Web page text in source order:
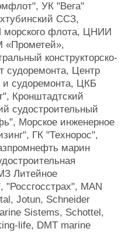
УК "Вега"
ССЗ,
флота, ЦНИИ
«Прометей»,
конструкторско-
судоремонта, Центр
и судоремонта, ЦКБ
Кронштадтский
судостроительный
Морское инженерное
ГК "Технорос",
марин
Литейное
MAN
Jotun, Schneider
Sistems, Schottel,
life, DMT marine